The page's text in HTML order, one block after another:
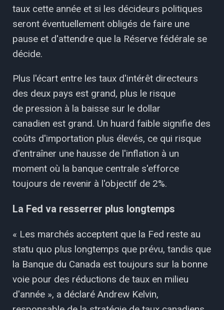
taux cette année et si les décideurs politiques
seront éventuellement obligés de faire une
pause et d'attendre que la Réserve fédérale se
décide.
Plus l'écart entre les taux d'intérêt directeurs
des deux pays est grand, plus le risque
de pression à la baisse sur le dollar
canadien est grand. Un huard faible signifie des
coûts d'importation plus élevés, ce qui risque
d'entraîner une hausse de l'inflation à un
moment où la banque centrale s'efforce
toujours de revenir à l'objectif de 2%.
La Fed va resserrer plus longtemps
« Les marchés acceptent que la Fed reste au
statu quo plus longtemps que prévu, tandis que
la Banque du Canada est toujours sur la bonne
voie pour des réductions de taux en milieu
d'année », a déclaré Andrew Kelvin,